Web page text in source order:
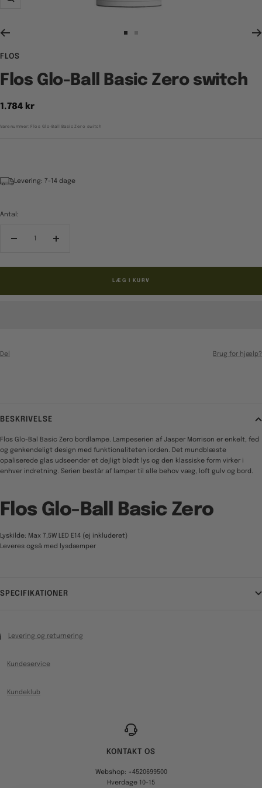
Zoom
FLOS
Flos Glo-Ball Basic Zero switch
Tilbudspris
1.784 kr
Varenummer:Flos Glo-Ball Basic Zero switch
Levering: 7-14 dage
Antal:
Reducér
Forøg
LÆG I KURV
Del Brug for hjælp?
BESKRIVELSE
Flos Glo-Bal Basic Zero bordlampe. Lampeserien af Jasper Morrison er enkelt, fed
og genkendeligt design med funktionaliteten iorden. Det mundblæste
opaliserede glas udseender et dejligt blødt lys og den klassiske form virker i
enhver indretning. Serien består af lamper til alle behov væg, loft gulv og bord.
Flos Glo-Ball Basic Zero
Lyskilde: Max 7,5W LED E14 (ej inkluderet)
Leveres også med lysdæmper
SPECIFIKATIONER
Levering og returnering
Kundeservice
Kundeklub
KONTAKT OS
Webshop: +4520699500
Hverdage 10-15